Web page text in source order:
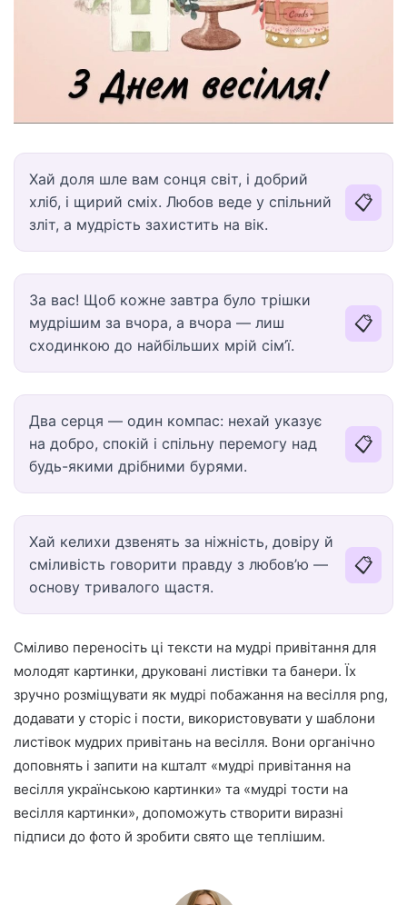
Хай доля шле вам сонця світ, і добрий
хліб, і щирий сміх. Любов веде у спільний
зліт, а мудрість захистить на вік.
📋
За вас! Щоб кожне завтра було трішки
мудрішим за вчора, а вчора — лиш
сходинкою до найбільших мрій сім’ї.
📋
Два серця — один компас: нехай указує
на добро, спокій і спільну перемогу над
будь-якими дрібними бурями.
📋
Хай келихи дзвенять за ніжність, довіру й
сміливість говорити правду з любов’ю —
основу тривалого щастя.
📋
Сміливо переносіть ці тексти на мудрі привітання для
молодят картинки, друковані листівки та банери. Їх
зручно розміщувати як мудрі побажання на весілля png,
додавати у сторіс і пости, використовувати у шаблони
листівок мудрих привітань на весілля. Вони органічно
доповнять і запити на кшталт «мудрі привітання на
весілля українською картинки» та «мудрі тости на
весілля картинки», допоможуть створити виразні
підписи до фото й зробити свято ще теплішим.